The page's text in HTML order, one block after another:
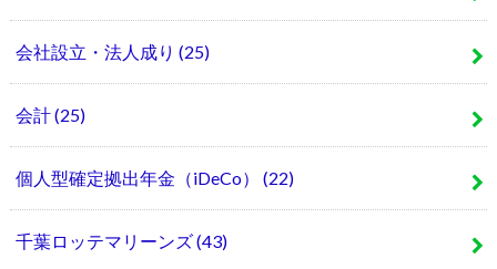
会社設立・法人成り (25)
会計(25)
個人型確定拠出年金（iDeCo） (22)
千葉ロッテマリーンズ(43)